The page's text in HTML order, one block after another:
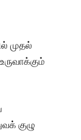
முதல்
குழு